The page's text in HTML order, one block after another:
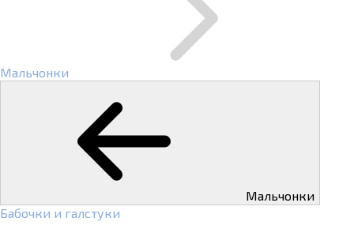
Мальчонки
Мальчонки
Бабочки и галстуки